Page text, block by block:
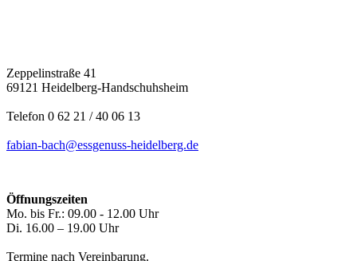
Zeppelinstraße 41
69121 Heidelberg-Handschuhsheim
Telefon 0 62 21 / 40 06 13
fabian-bach@essgenuss-heidelberg.de
Öffnungszeiten
Mo. bis Fr.: 09.00 - 12.00 Uhr
Di. 16.00 – 19.00 Uhr
Termine nach Vereinbarung.